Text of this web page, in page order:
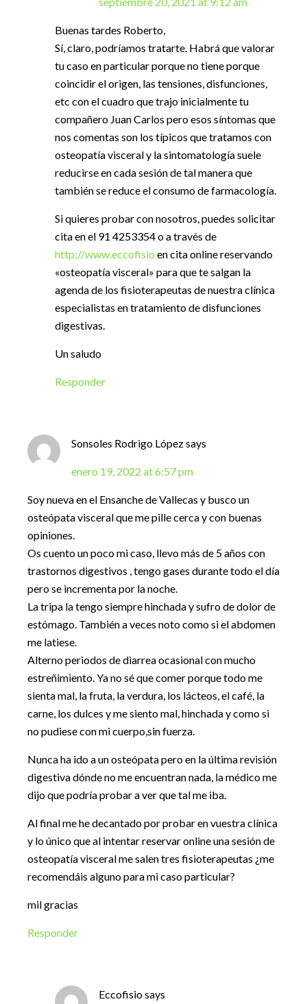
Buenas tardes Roberto,
Sí, claro, podríamos tratarte. Habrá que valorar
tu caso en particular porque no tiene porque
coincidir el origen, las tensiones, disfunciones,
etc con el cuadro que trajo inicialmente tu
compañero Juan Carlos pero esos síntomas que
nos comentas son los típicos que tratamos con
osteopatía visceral y la sintomatología suele
reducirse en cada sesión de tal manera que
también se reduce el consumo de farmacología.
Si quieres probar con nosotros, puedes solicitar
cita en el 91 4253354 o a través de
http://www.eccofisio en cita online reservando
«osteopatía visceral» para que te salgan la
agenda de los fisioterapeutas de nuestra clínica
especialistas en tratamiento de disfunciones
digestivas.
Un saludo
Responder
Sonsoles Rodrigo Lópezsays
enero 19, 2022 at 6:57 pm
Soy nueva en el Ensanche de Vallecas y busco un
osteópata visceral que me pille cerca y con buenas
opiniones.
Os cuento un poco mi caso, llevo más de 5 años con
trastornos digestivos , tengo gases durante todo el día
pero se incrementa por la noche.
La tripa la tengo siempre hinchada y sufro de dolor de
estómago. También a veces noto como si el abdomen
me latiese.
Alterno periodos de diarrea ocasional con mucho
estreñimiento. Ya no sé que comer porque todo me
sienta mal, la fruta, la verdura, los lácteos, el café, la
carne, los dulces y me siento mal, hinchada y como si
no pudiese con mi cuerpo,sin fuerza.
Nunca ha ido a un osteópata pero en la última revisión
digestiva dónde no me encuentran nada, la médico me
dijo que podría probar a ver que tal me iba.
Al final me he decantado por probar en vuestra clínica
y lo único que al intentar reservar online una sesión de
osteopatía visceral me salen tres fisioterapeutas ¿me
recomendáis alguno para mi caso particular?
mil gracias
Responder
Eccofisiosays